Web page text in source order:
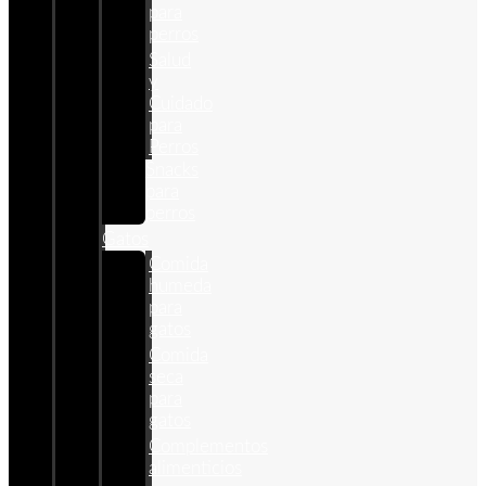
para
perros
Salud
y
Cuidado
para
Perros
Gatos
Comida
humeda
para
gatos
Comida
seca
para
gatos
Complementos
alimenticios